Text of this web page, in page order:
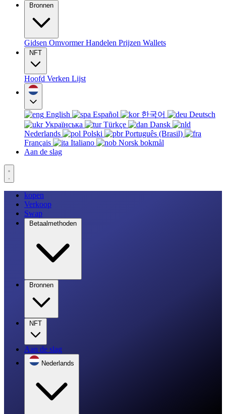
Bronnen
Gidsen OmvormerHandelen Prijzen Wallets
NFT
Hoofd Verken Lijst
English Español 한국어
Deutsch
Українська
Türkçe
Dansk
Nederlands
Polski
Português (Brasil)
Français
Italiano
Norsk bokmål
Aan de slag
kopen
Verkoop
Swap
Betaalmethoden
Bronnen
NFT
Aan de slag
Nederlands